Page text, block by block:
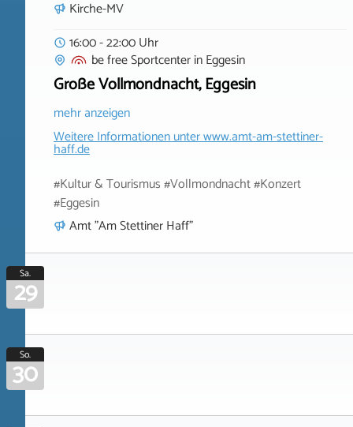
Kirche-MV
16:00 - 22:00 Uhr
be free SportcenterinEggesin
Große Vollmondnacht, Eggesin
mehr anzeigen
Weitere Informationen unterwww.amt-am-stettiner-
haff.de
#Kultur & Tourismus #Vollmondnacht #Konzert
#Eggesin
Amt "Am Stettiner Haff"
Sa.
29
So.
30